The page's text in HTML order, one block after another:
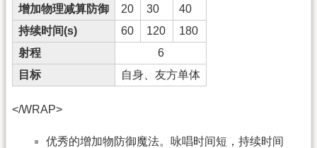
增加物理减算防御
20 30
40
持续时间(s)
60 120
180
射程
6
目标
自身、友方单体
</WRAP>
优秀的增加物防御魔法。咏唱时间短，持续时间